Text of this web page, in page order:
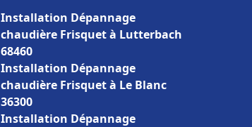
Installation Dépannage
chaudière Frisquet à Lutterbach
68460
Installation Dépannage
chaudière Frisquet à Le Blanc
36300
Installation Dépannage